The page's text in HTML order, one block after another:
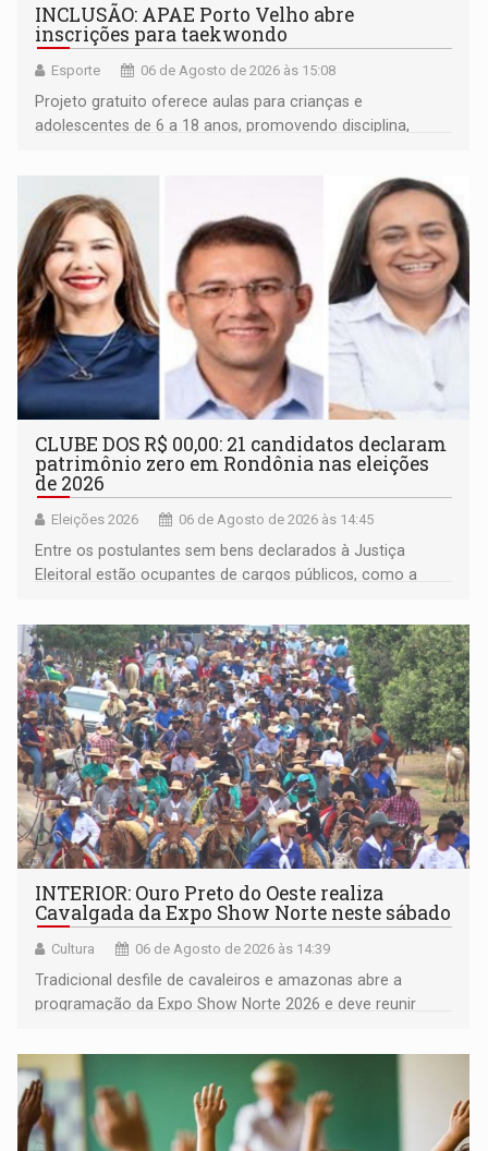
INCLUSÃO: APAE Porto Velho abre
inscrições para taekwondo
Esporte 06 de Agosto de 2026 às 15:08
Projeto gratuito oferece aulas para crianças e
adolescentes de 6 a 18 anos, promovendo disciplina,
CLUBE DOS R$ 00,00: 21 candidatos declaram
patrimônio zero em Rondônia nas eleições
de 2026
Eleições 2026 06 de Agosto de 2026 às 14:45
Entre os postulantes sem bens declarados à Justiça
Eleitoral estão ocupantes de cargos públicos, como a
Pedro Geovar (PP) e a vice-prefeita Magna dos Anjos
(NOVO)
INTERIOR: Ouro Preto do Oeste realiza
Cavalgada da Expo Show Norte neste sábado
Cultura 06 de Agosto de 2026 às 14:39
Tradicional desfile de cavaleiros e amazonas abre a
programação da Expo Show Norte 2026 e deve reunir